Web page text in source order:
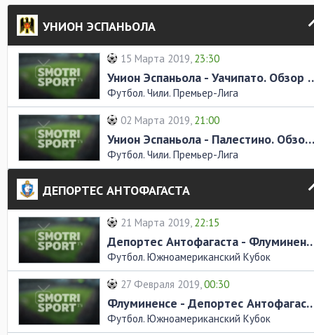
УНИОН ЭСПАНЬОЛА
15 Марта 2019, 23:30
Унион
Футбол. Чили. Премьер-Лига
02 Марта 2019, 21:00
Унион Эспаньола - Палестино. Обзор матча
Футбол. Чили. Премьер-Лига
ДЕПОРТЕС АНТОФАГАСТА
21 Марта 2019, 22:15
Депортес Антофагаста
Футбол. Южноамериканский Кубок
27 Февраля 2019,00:30
Флуминенсе - Депортес
Футбол. Южноамериканский Кубок